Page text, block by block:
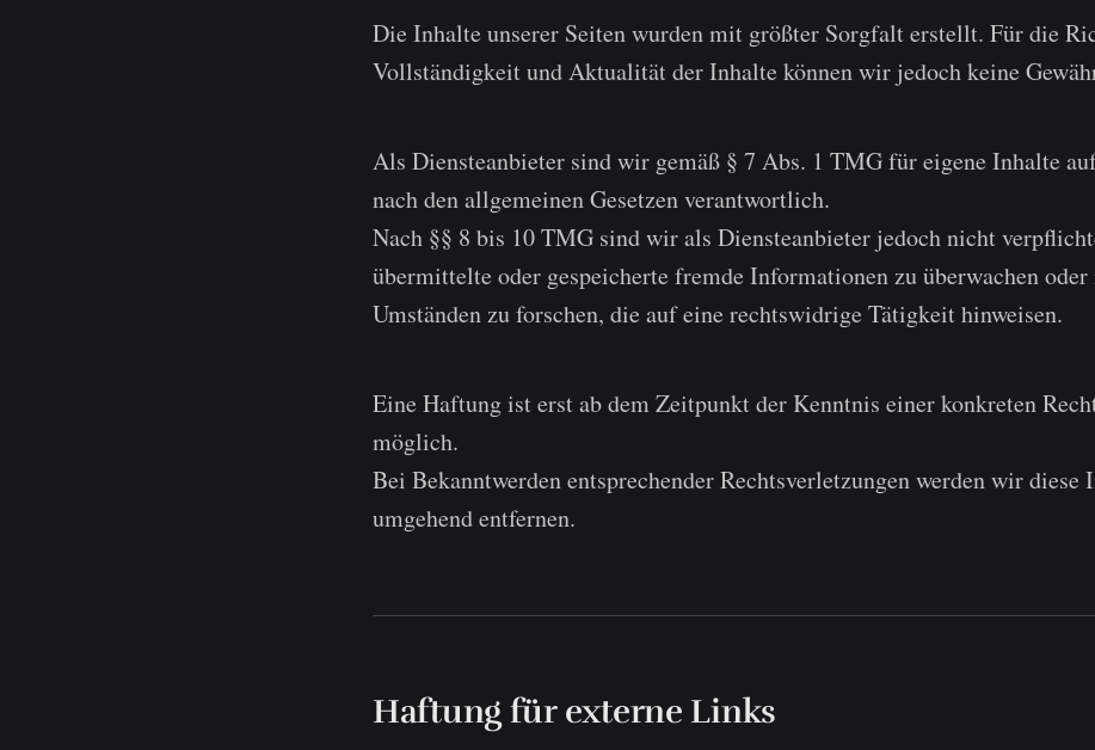
Die Inhalte unserer Seiten wurden mit größter Sorgfalt erstellt. Für die
Vollständigkeit und Aktualität der Inhalte können wir jedoch keine
Als Diensteanbieter sind wir gemäß § 7 Abs. 1 TMG für eigene Inhalte
nach den allgemeinen Gesetzen verantwortlich.
Nach §§ 8 bis 10 TMG sind wir als Diensteanbieter jedoch nicht
übermittelte oder gespeicherte fremde Informationen zu überwachen oder
Umständen zu forschen, die auf eine rechtswidrige Tätigkeit hinweisen.
Eine Haftung ist erst ab dem Zeitpunkt der Kenntnis einer konkreten
möglich.
Bei Bekanntwerden entsprechender Rechtsverletzungen werden wir diese
umgehend entfernen.
Haftung für externe Links